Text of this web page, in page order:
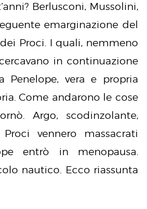
Berlusconi, Mussolini,
emarginazione del
Proci. I quali, nemmeno
in continuazione
vera e propria
Come andarono le cose
Argo, scodinzolante,
vennero massacrati
entrò in menopausa.
nautico. Ecco riassunta